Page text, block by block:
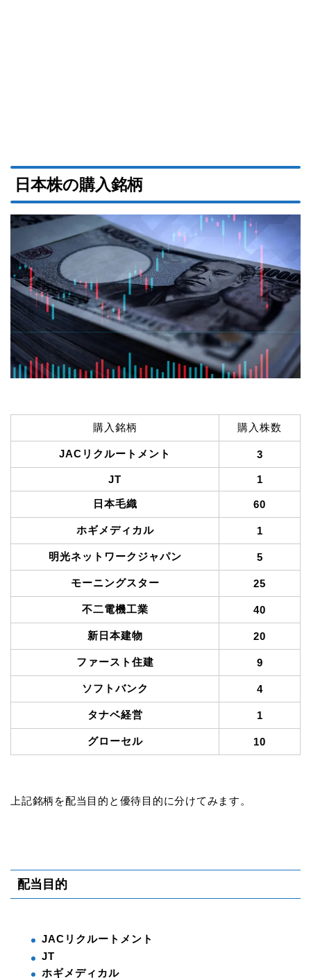
日本株の購入銘柄
購入銘柄 購入株数
JACリクルートメント 3
JT 1
日本毛織 60
ホギメディカル 1
明光ネットワークジャパン 5
モーニングスター 25
不二電機工業 40
新日本建物 20
ファースト住建 9
ソフトバンク 4
タナベ経営 1
グローセル 10
上記銘柄を配当目的と優待目的に分けてみます。
配当目的
JACリクルートメント
JT
ホギメディカル